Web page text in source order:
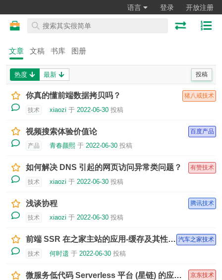
语言 登录 开放注册
文章 文稿 书库 图册
热度 最新 投稿
你真的懂前端数据拷贝吗？ 猪八戒技术
技术 xiaozi 于 2022-06-30 投稿
视频搜索体验价值论 百度产品
产品 青春颜熙 于 2022-06-30 投稿
如何解决 DNS 引起的网页访问异常类问题？ 有赞技术
技术 xiaozi 于 2022-06-30 投稿
浅谈协程 腾讯技术
技术 xiaozi 于 2022-06-30 投稿
前端 SSR 在之家主站的应用-缓存及其性能监测 汽车之家技术
技术 何时遗 于 2022-06-30 投稿
微服务低代码 Serverless 平台 (星链) 的应用实践 京东技术